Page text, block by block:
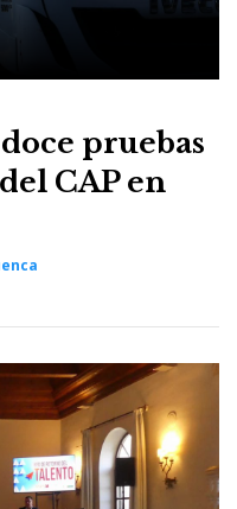
pruebas
CAP en